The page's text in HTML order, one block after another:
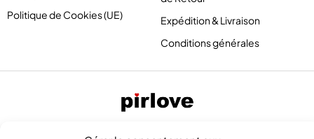
Politique de Cookies (UE)
Expédition & Livraison
Conditions générales